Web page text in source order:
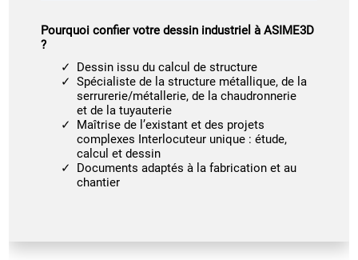
Pourquoi confier votre dessin industriel à ASIME3D
?
Dessin issu du calcul de structure
Spécialiste de la structure métallique, de la
serrurerie/métallerie, de la chaudronnerie
et de la tuyauterie
Maîtrise de l’existant et des projets
complexes Interlocuteur unique : étude,
calcul et dessin
Documents adaptés à la fabrication et au
chantier